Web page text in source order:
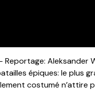
Aleksander
épiques: le plus
costumé n’attire